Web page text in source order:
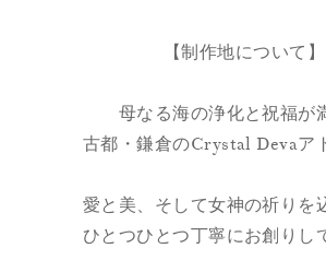
【制作地について】
母なる海の浄化と祝福が
古都・鎌倉のCrystal Devaア
愛と美、そして女神の祈りを
ひとつひとつ丁寧にお創り